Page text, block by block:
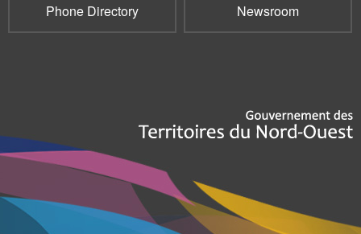
Phone Directory Newsroom